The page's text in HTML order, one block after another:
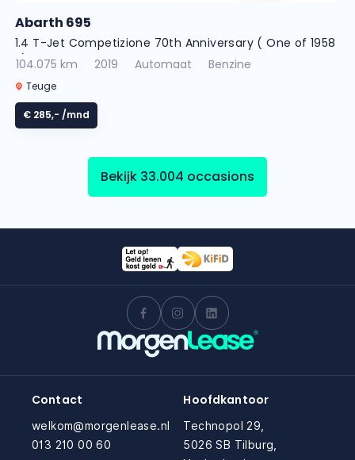
Abarth 695
1.4 T-Jet Competizione 70th Anniversary ( One of 1958
! )
104.075 km 2019 Automaat Benzine
Teuge
€ 285,- /mnd
Bekijk 33.004 occasions
Contact
welkom@morgenlease.nl
013 210 00 60
Hoofdkantoor
Technopol 29,
5026 SB Tilburg,